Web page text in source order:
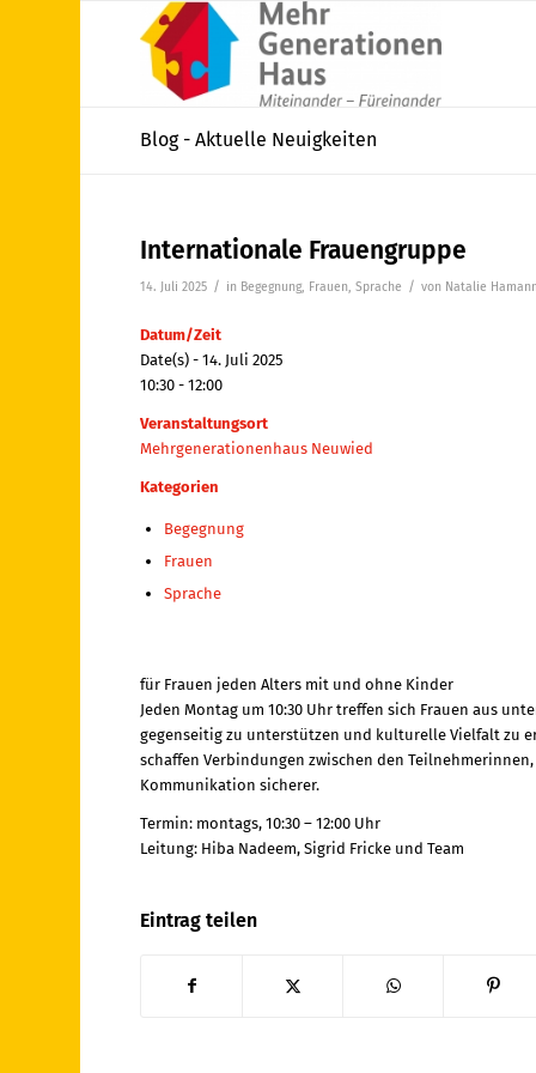
Blog - Aktuelle Neuigkeiten
Internationale Frauengruppe
14. Juli 2025 / in Begegnung, Frauen,Sprache / von Natalie Hamann
Datum/Zeit
Date(s) - 14. Juli 2025
10:30 - 12:00
Veranstaltungsort
Mehrgenerationenhaus Neuwied
Kategorien
Begegnung
Frauen
Sprache
für Frauen jeden Alters mit und ohne Kinder
Jeden Montag um 10:30 Uhr treffen sich Frauen aus
gegenseitig zu unterstützen und kulturelle Vielfalt zu
schaffen Verbindungen zwischen den
Kommunikation sicherer.
Termin: montags, 10:30 – 12:00 Uhr
Leitung: Hiba Nadeem, Sigrid Fricke und Team
Eintrag teilen